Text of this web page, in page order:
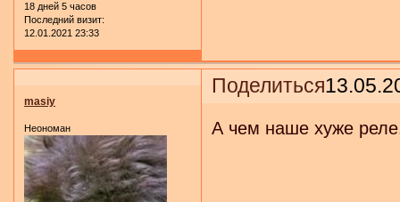
18 дней 5 часов
Последний визит:
12.01.2021 23:33
Поделиться
masiy
Неономан А чем наше хуже